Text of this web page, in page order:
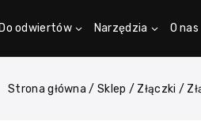
Do odwiertów Narzędzia O nas
Strona główna / Sklep / Złączki /